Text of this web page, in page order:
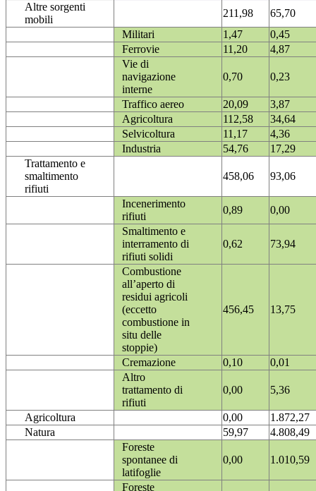
Altre sorgenti
mobili
211,98
65,70
Militari
1,47
0,45
Ferrovie
11,20
4,87
Vie di
navigazione
interne
0,70 0,23
Traffico aereo 20,09
3,87
Agricoltura
112,58
34,64
Selvicoltura
11,17
4,36
Industria
54,76
17,29
Trattamento e
smaltimento
rifiuti
458,06 93,06
Incenerimento
rifiuti
0,89
0,00
Smaltimento e
interramento di
rifiuti solidi
0,62 73,94
Combustione
all’aperto di
residui agricoli
(eccetto
combustione in
situ delle
stoppie)
456,45 13,75
Cremazione 0,10
0,01
Altro
trattamento di
rifiuti
0,00 5,36
Agricoltura 0,00
1.872,27
Natura
59,97
4.808,49
Foreste
spontanee di
latifoglie
0,00 1.010,59
Foreste